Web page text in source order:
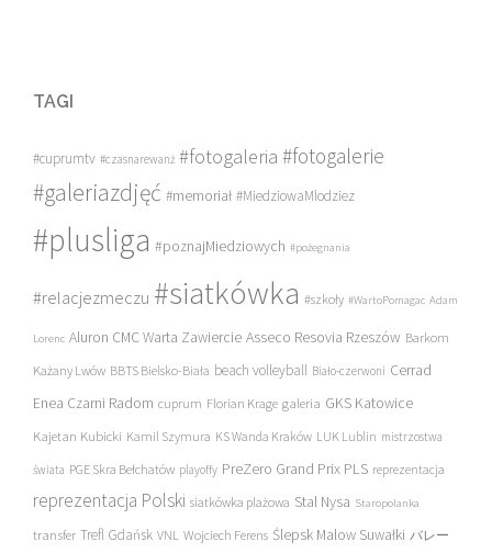
TAGI
#cuprumtv #czasnarewanż #fotogaleria #fotogalerie
#galeriazdjęć #memoriał #MiedziowaMlodziez
#plusliga #poznajMiedziowych #pożegnania
#relacjezmeczu #siatkówka #szkoły #WartoPomagac Adam
Lorenc Aluron CMC Warta Zawiercie Asseco Resovia Rzeszów Barkom
Każany Lwów BBTS Bielsko-Biała beach volleyball Biało-czerwoni Cerrad
Enea Czarni Radom cuprum Florian Krage galeria GKS Katowice
Kajetan Kubicki Kamil Szymura KS Wanda Kraków LUK Lublin mistrzostwa
świata PGE Skra Bełchatów playoffy PreZero Grand Prix PLS reprezentacja
reprezentacja Polski siatkówka plażowa Stal Nysa Staropolanka
transfer Trefl Gdańsk VNL Wojciech Ferens Ślepsk Malow Suwałki バレー